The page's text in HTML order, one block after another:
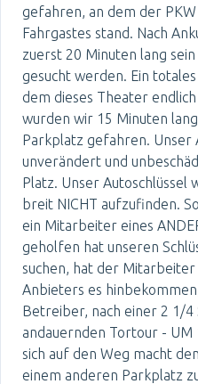
gefahren, an dem der
Fahrgastes stand. Nach
zuerst 20 Minuten lang sein
gesucht werden. Ein totales
dem dieses Theater
wurden wir 15 Minuten
Parkplatz gefahren. Unser
unverändert und
Platz. Unser Autoschlüssel
breit NICHT aufzufinden.
ein Mitarbeiter eines
geholfen hat unseren
suchen, hat der Mitarbeiter
Anbieters es
Betreiber, nach einer 2 1/4
andauernden Tortour - UM
sich auf den Weg macht
einem anderen Parkplatz